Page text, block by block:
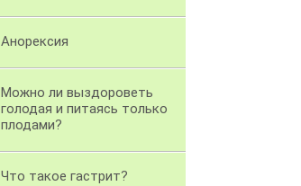
Анорексия
Можно ли выздороветь
голодая и питаясь только
плодами?
Что такое гастрит?